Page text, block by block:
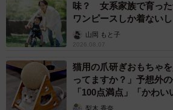
まりこさんが作った米粉食パン／まりこさん
パン講師として活動するまりこさんの
味？ 女系家族で育っ
ワンピースしか着ない
へんが…
山岡 もと子
2026.08.07
猫用の爪研ぎおもちゃ
ってますか？」予想外
「100点満点」「かわい
梨木 香奈